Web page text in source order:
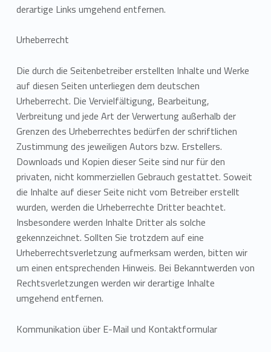
derartige Links umgehend entfernen.
Urheberrecht
Die durch die Seitenbetreiber erstellten Inhalte und Werke
auf diesen Seiten unterliegen dem deutschen
Urheberrecht. Die Vervielfältigung, Bearbeitung,
Verbreitung und jede Art der Verwertung außerhalb der
Grenzen des Urheberrechtes bedürfen der schriftlichen
Zustimmung des jeweiligen Autors bzw. Erstellers.
Downloads und Kopien dieser Seite sind nur für den
privaten, nicht kommerziellen Gebrauch gestattet. Soweit
die Inhalte auf dieser Seite nicht vom Betreiber erstellt
wurden, werden die Urheberrechte Dritter beachtet.
Insbesondere werden Inhalte Dritter als solche
gekennzeichnet. Sollten Sie trotzdem auf eine
Urheberrechtsverletzung aufmerksam werden, bitten wir
um einen entsprechenden Hinweis. Bei Bekanntwerden von
Rechtsverletzungen werden wir derartige Inhalte
umgehend entfernen.
Kommunikation über E-Mail und Kontaktformular